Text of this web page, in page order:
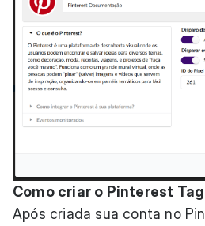
Como criar o Pinterest Tag
Após criada sua conta no